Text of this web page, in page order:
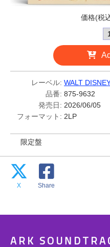
価格(税
レーベル: WALT
品番: 875-9632
発売日: 2026/06/05
フォーマット: 2LP
限定盤
X Share
ARK